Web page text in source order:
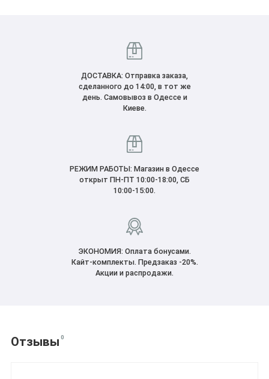
ДОСТАВКА: Отправка заказа,
сделанного до 14:00, в тот же
день. Самовывоз в Одессе и
Киеве.
РЕЖИМ РАБОТЫ: Магазин в Одессе
открыт ПН-ПТ 10:00-18:00, CБ
10:00-15:00.
ЭКОНОМИЯ: Оплата бонусами.
Кайт-комплекты. Предзаказ -20%.
Акции и распродажи.
Отзывы 0